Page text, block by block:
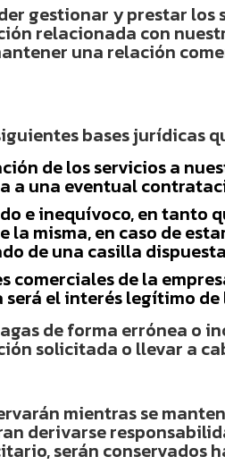
gestionar y prestar
relacionada con
una relación
bases jurídicas
de los servicios a
a una eventual
e inequívoco, en
misma, en caso de
de una casilla
comerciales de la
el interés legítimo de
de forma errónea
solicitada o llevar a
mientras se
derivarse
serán conservados